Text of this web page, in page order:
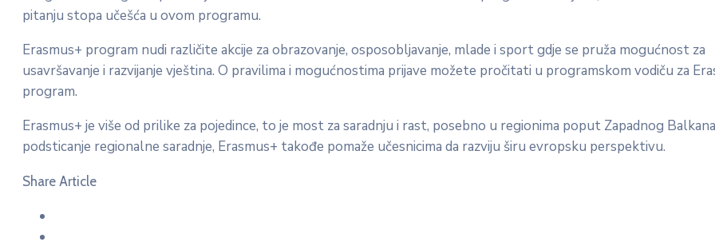
pitanju stopa učešća u ovom programu.
Erasmus+ program nudi različite akcije za obrazovanje, osposobljavanje, mlade i sport gdje se pruža mogućnost za
usavršavanje i razvijanje vještina. O pravilima i mogućnostima prijave možete pročitati u programskom vodiču za
program.
Erasmus+ je više od prilike za pojedince, to je most za saradnju i rast, posebno u regionima poput Zapadnog
podsticanje regionalne saradnje, Erasmus+ takođe pomaže učesnicima da razviju širu evropsku perspektivu.
Share Article